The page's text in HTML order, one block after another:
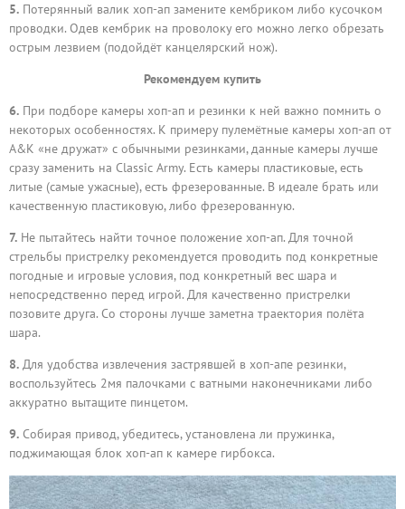
5. Потерянный валик хоп-ап замените кембриком либо кусочком
проводки. Одев кембрик на проволоку его можно легко обрезать
острым лезвием (подойдёт канцелярский нож).
Рекомендуем купить
6. При подборе камеры хоп-ап и резинки к ней важно помнить о
некоторых особенностях. К примеру пулемётные камеры хоп-ап от
A&K «не дружат» с обычными резинками, данные камеры лучше
сразу заменить на Classic Army. Есть камеры пластиковые, есть
литые (самые ужасные), есть фрезерованные. В идеале брать или
качественную пластиковую, либо фрезерованную.
7. Не пытайтесь найти точное положение хоп-ап. Для точной
стрельбы пристрелку рекомендуется проводить под конкретные
погодные и игровые условия, под конкретный вес шара и
непосредственно перед игрой. Для качественно пристрелки
позовите друга. Со стороны лучше заметна траектория полёта
шара.
8. Для удобства извлечения застрявшей в хоп-апе резинки,
воспользуйтесь 2мя палочками с ватными наконечниками либо
аккуратно вытащите пинцетом.
9. Собирая привод, убедитесь, установлена ли пружинка,
поджимающая блок хоп-ап к камере гирбокса.